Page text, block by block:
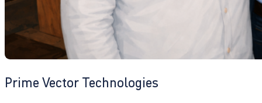
Prime Vector Technologies